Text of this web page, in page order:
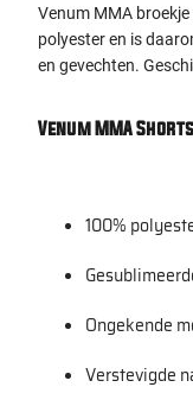
Venum MMA
polyester en is
en gevechten.
Venum MMA
100%
Ongekende
Verstevigde